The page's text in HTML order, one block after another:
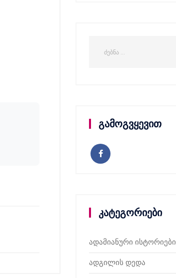
გამოგვყევით
კატეგორიები
ადამიანური ისტორიები
ადგილის დედა